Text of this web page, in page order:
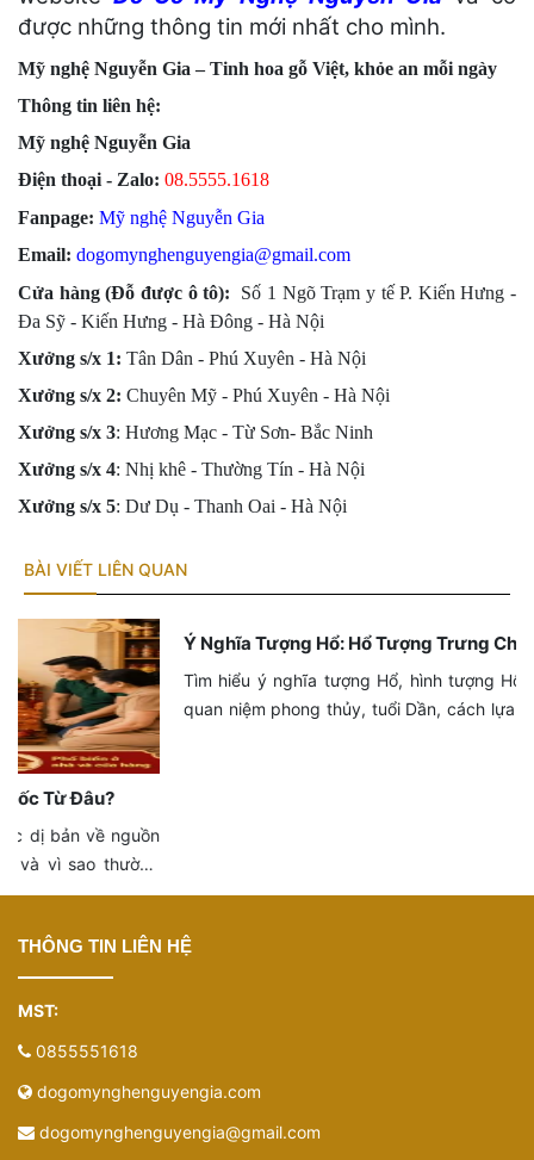
được những thông tin mới nhất cho mình.
Mỹ nghệ Nguyễn Gia – Tinh hoa gỗ Việt, khỏe an mỗi ngày
Thông tin liên hệ:
Mỹ nghệ Nguyễn Gia
Điện thoại - Zalo: 08.5555.1618
Fanpage: Mỹ nghệ Nguyễn Gia
Email: dogomynghenguyengia@gmail.com
Cửa hàng (Đỗ được ô tô):
Số 1 Ngõ Trạm y tế P. Kiến Hưng -
Đa Sỹ - Kiến Hưng - Hà Đông - Hà Nội
Xưởng s/x 1: Tân Dân - Phú Xuyên - Hà Nội
Xưởng s/x 2: Chuyên Mỹ - Phú Xuyên - Hà Nội
Xưởng s/x 3: Hương Mạc - Từ Sơn- Bắc Ninh
Xưởng s/x 4: Nhị khê - Thường Tín - Hà Nội
Xưởng s/x 5: Dư Dụ - Thanh Oai - Hà Nội
BÀI VIẾT LIÊN QUAN
Ý Nghĩa Tượng Hổ: Hổ Tượng Trưng Cho Điều Gì?
Tìm hiểu ý nghĩa tượng Hổ, hình tượng Hổ trong văn hóa Việt,
quan niệm phong thủy, tuổi Dần, cách lựa chọn và bố trí tượng
Hổ phù hợp.
THÔNG TIN LIÊN HỆ
MST:
0855551618
dogomynghenguyengia.com
dogomynghenguyengia@gmail.com